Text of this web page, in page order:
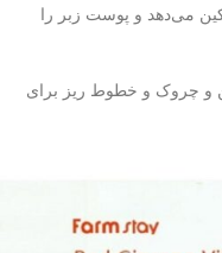
می‌دهد و پوست زبر را
و چروک و خطوط ریز برای